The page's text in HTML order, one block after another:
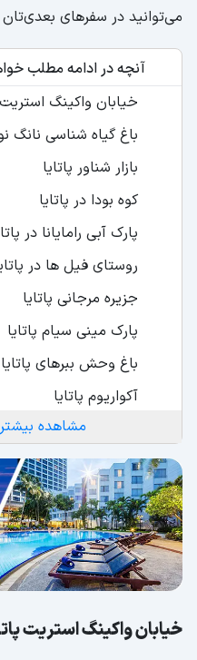
می‌توانید در سفرهای بعدی‌تان
آنچه در ادامه مطلب
خیابان واکینگ استریت
باغ گیاه شناسی نانگ
بازار شناور پاتایا
کوه بودا در پاتایا
پارک آبی رامایانا در
روستای فیل ها در
جزیره مرجانی پاتایا
پارک مینی سیام پاتایا
باغ‌ وحش ببرهای پاتایا
آکواریوم پاتایا
مشاهده بیشتر
خیابان واکینگ استریت